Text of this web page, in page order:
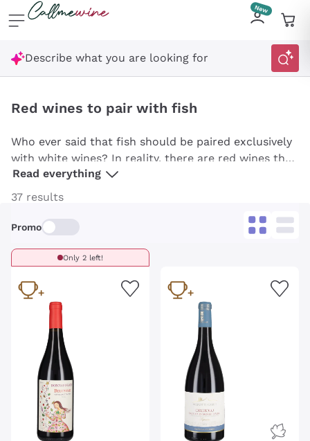
Skip to content
Describe what you are looking for
Red wines to pair with fish
Who ever said that fish should be paired exclusively
with white wines? In reality, there are red wines that,
thanks to their unique characteristics, are perfectly
pair with seafood dishes
drinkable wines with a marked acidity, which, thanks
delicate flavors and fresh notes of seafood dishes.
for those who want to experiment with new
combinations and enrich their gastronomic
repertoire.
Read everything
37 results
Promo
Only 2 left!